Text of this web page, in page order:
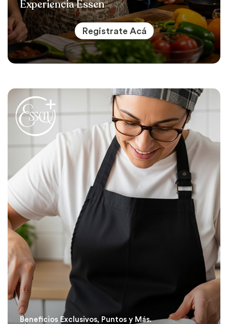
Experiencia Essen
Registrate Acá
Beneficios Exclusivos, Puntos y Más.